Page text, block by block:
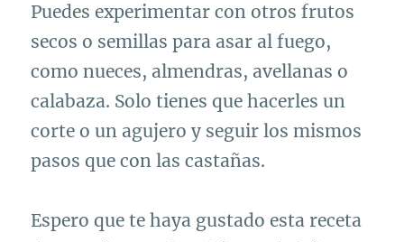
Puedes experimentar con otros frutos
secos o semillas para asar al fuego,
como nueces, almendras, avellanas o
calabaza. Solo tienes que hacerles un
corte o un agujero y seguir los mismos
pasos que con las castañas.
Espero que te haya gustado esta receta